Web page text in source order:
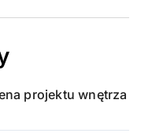
projektu wnętrza